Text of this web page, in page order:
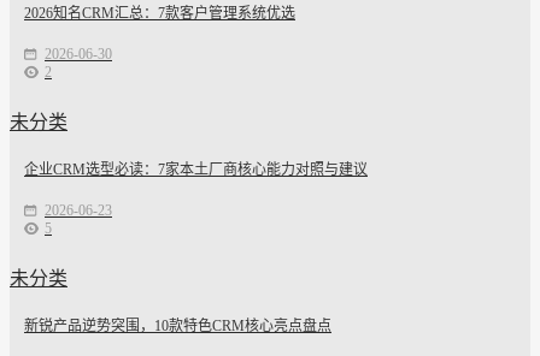
2026知名CRM汇总：7款客户管理系统优选
2026-06-30
2
未分类
企业CRM选型必读：7家本土厂商核心能力对照与建议
2026-06-23
5
未分类
新锐产品逆势突围，10款特色CRM核心亮点盘点